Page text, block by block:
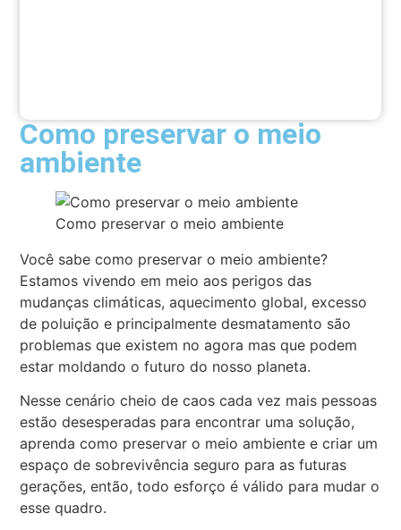
Como preservar o meio
ambiente
Como preservar o meio ambiente
Você sabe como preservar o meio ambiente?
Estamos vivendo em meio aos perigos das
mudanças climáticas, aquecimento global, excesso
de poluição e principalmente desmatamento são
problemas que existem no agora mas que podem
estar moldando o futuro do nosso planeta.
Nesse cenário cheio de caos cada vez mais pessoas
estão desesperadas para encontrar uma solução,
aprenda como preservar o meio ambiente e criar um
espaço de sobrevivência seguro para as futuras
gerações, então, todo esforço é válido para mudar o
esse quadro.